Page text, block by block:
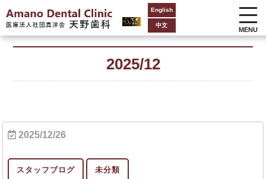
English
中文
MENU
2025/12
2025/12/26
スタッフブログ 未分類